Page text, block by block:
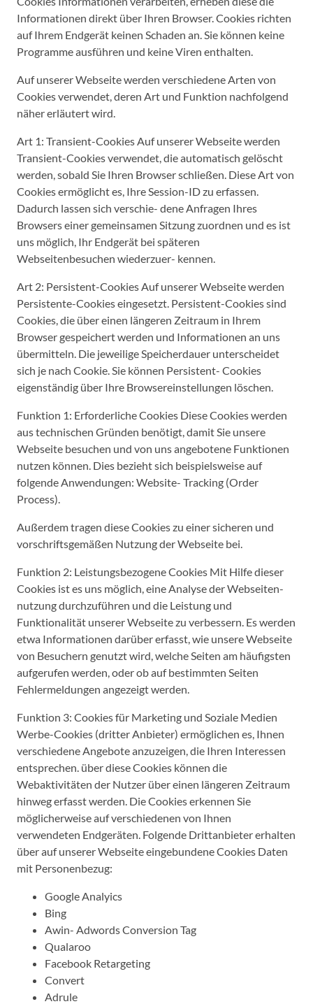
Informationen direkt über Ihren Browser. Cookies richten
auf Ihrem Endgerät keinen Schaden an. Sie können keine
Programme ausführen und keine Viren enthalten.
Auf unserer Webseite werden verschiedene Arten von
Cookies verwendet, deren Art und Funktion nachfolgend
näher erläutert wird.
Art 1: Transient-Cookies Auf unserer Webseite werden
Transient-Cookies verwendet, die automatisch gelöscht
werden, sobald Sie Ihren Browser schließen. Diese Art von
Cookies ermöglicht es, Ihre Session-ID zu erfassen.
Dadurch lassen sich verschie- dene Anfragen Ihres
Browsers einer gemeinsamen Sitzung zuordnen und es ist
uns möglich, Ihr Endgerät bei späteren
Webseitenbesuchen wiederzuer- kennen.
Art 2: Persistent-Cookies Auf unserer Webseite werden
Persistente-Cookies eingesetzt. Persistent-Cookies sind
Cookies, die über einen längeren Zeitraum in Ihrem
Browser gespeichert werden und Informationen an uns
übermitteln. Die jeweilige Speicherdauer unterscheidet
sich je nach Cookie. Sie können Persistent- Cookies
eigenständig über Ihre Browsereinstellungen löschen.
Funktion 1: Erforderliche Cookies Diese Cookies werden
aus technischen Gründen benötigt, damit Sie unsere
Webseite besuchen und von uns angebotene Funktionen
nutzen können. Dies bezieht sich beispielsweise auf
folgende Anwendungen: Website- Tracking (Order
Process).
Außerdem tragen diese Cookies zu einer sicheren und
vorschriftsgemäßen Nutzung der Webseite bei.
Funktion 2: Leistungsbezogene Cookies Mit Hilfe dieser
Cookies ist es uns möglich, eine Analyse der Webseiten-
nutzung durchzuführen und die Leistung und
Funktionalität unserer Webseite zu verbessern. Es werden
etwa Informationen darüber erfasst, wie unsere Webseite
von Besuchern genutzt wird, welche Seiten am häufigsten
aufgerufen werden, oder ob auf bestimmten Seiten
Fehlermeldungen angezeigt werden.
Funktion 3: Cookies für Marketing und Soziale Medien
Werbe-Cookies (dritter Anbieter) ermöglichen es, Ihnen
verschiedene Angebote anzuzeigen, die Ihren Interessen
entsprechen. über diese Cookies können die
Webaktivitäten der Nutzer über einen längeren Zeitraum
hinweg erfasst werden. Die Cookies erkennen Sie
möglicherweise auf verschiedenen von Ihnen
verwendeten Endgeräten. Folgende Drittanbieter erhalten
über auf unserer Webseite eingebundene Cookies Daten
mit Personenbezug:
Google Analyics
Bing
Awin- Adwords Conversion Tag
Qualaroo
Facebook Retargeting
Convert
Adrule